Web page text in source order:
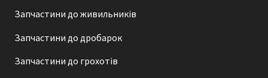
Запчастини до живильників
Запчастини до дробарок
Запчастини до грохотів